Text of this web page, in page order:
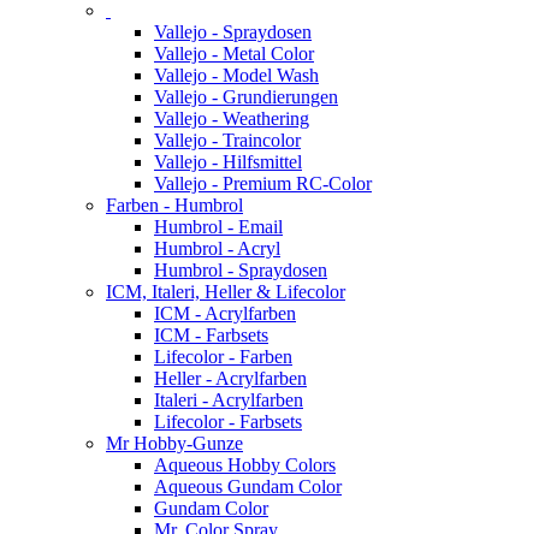
Vallejo - Spraydosen
Vallejo - Metal Color
Vallejo - Model Wash
Vallejo - Grundierungen
Vallejo - Weathering
Vallejo - Traincolor
Vallejo - Hilfsmittel
Vallejo - Premium RC-Color
Farben - Humbrol
Humbrol - Email
Humbrol - Acryl
Humbrol - Spraydosen
ICM, Italeri, Heller & Lifecolor
ICM - Acrylfarben
ICM - Farbsets
Lifecolor - Farben
Heller - Acrylfarben
Italeri - Acrylfarben
Lifecolor - Farbsets
Mr Hobby-Gunze
Aqueous Hobby Colors
Aqueous Gundam Color
Gundam Color
Mr. Color Spray